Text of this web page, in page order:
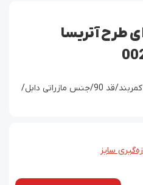
طرح آتریسا
شلوار زنانه راسته کلاسیک بدون کمربند/قد 90/جنس مازراتی دابل/
سایز